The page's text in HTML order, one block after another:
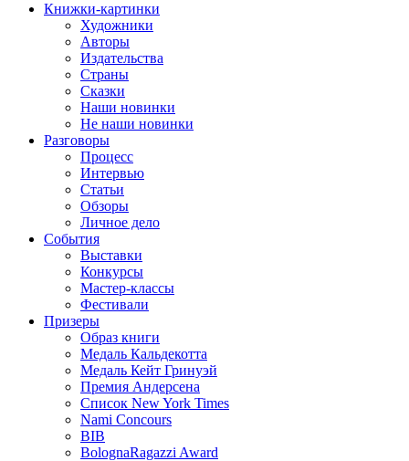
Книжки-картинки
Художники
Авторы
Издательства
Страны
Сказки
Наши новинки
Не наши новинки
Разговоры
Процесс
Интервью
Статьи
Обзоры
Личное дело
События
Выставки
Конкурсы
Мастер-классы
Фестивали
Призеры
Образ книги
Медаль Кальдекотта
Медаль Кейт Гринуэй
Премия Андерсена
Список New York Times
Nami Concours
BIB
BolognaRagazzi Award